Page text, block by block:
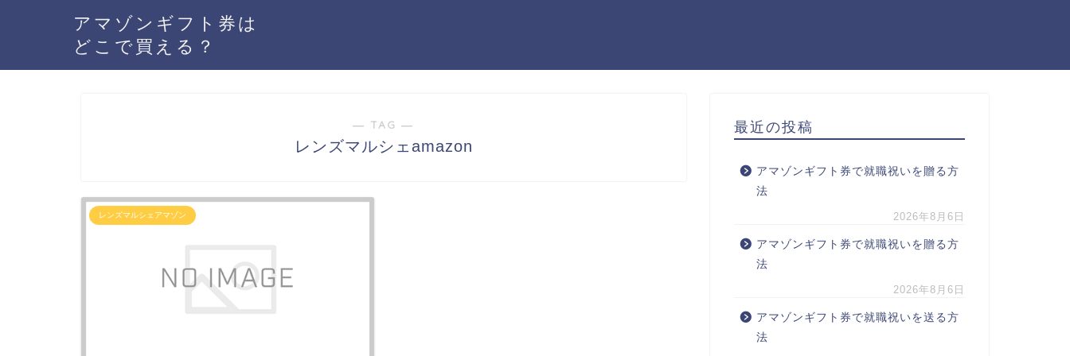
アマゾンギフト券は
どこで買える？
― TAG ―
レンズマルシェamazon
レンズマルシェアマゾン
最近の投稿
アマゾンギフト券で就職祝いを贈る方
法
2026年8月6日
アマゾンギフト券で就職祝いを贈る方
法
2026年8月6日
アマゾンギフト券で就職祝いを送る方
法